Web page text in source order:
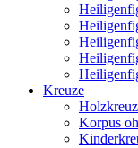
Kreuze
Korpus